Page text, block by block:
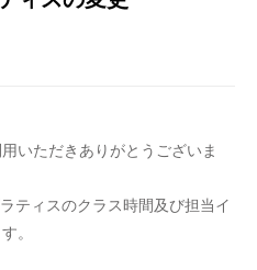
いただきありがとうございま
ティスのクラス時間及び担当イ
。